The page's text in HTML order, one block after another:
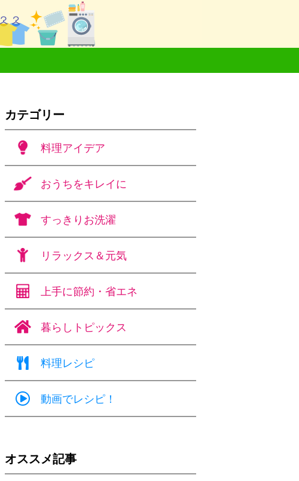
カテゴリー
料理アイデア
おうちをキレイに
すっきりお洗濯
リラックス＆元気
上手に節約・省エネ
暮らしトピックス
料理レシピ
動画でレシピ！
オススメ記事